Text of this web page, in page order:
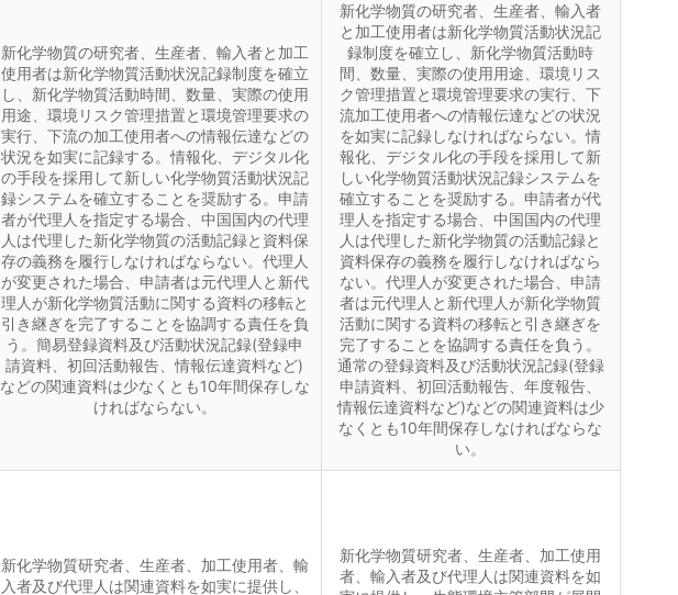
新化学物質の研究者、生産者、輸入者と加工
使用者は新化学物質活動状況記録制度を確立
し、新化学物質活動時間、数量、実際の使用
用途、環境リスク管理措置と環境管理要求の
実行、下流の加工使用者への情報伝達などの
状況を如実に記録する。情報化、デジタル化
の手段を採用して新しい化学物質活動状況記
録システムを確立することを奨励する。申請
者が代理人を指定する場合、中国国内の代理
人は代理した新化学物質の活動記録と資料保
存の義務を履行しなければならない。代理人
が変更された場合、申請者は元代理人と新代
理人が新化学物質活動に関する資料の移転と
引き継ぎを完了することを協調する責任を負
う。簡易登録資料及び活動状況記録(登録申
請資料、初回活動報告、情報伝達資料など)
などの関連資料は少なくとも10年間保存しな
ければならない。
新化学物質の研究者、生産者、輸入者
と加工使用者は新化学物質活動状況記
録制度を確立し、新化学物質活動時
間、数量、実際の使用用途、環境リス
ク管理措置と環境管理要求の実行、下
流加工使用者への情報伝達などの状況
を如実に記録しなければならない。情
報化、デジタル化の手段を採用して新
しい化学物質活動状況記録システムを
確立することを奨励する。申請者が代
理人を指定する場合、中国国内の代理
人は代理した新化学物質の活動記録と
資料保存の義務を履行しなければなら
ない。代理人が変更された場合、申請
者は元代理人と新代理人が新化学物質
活動に関する資料の移転と引き継ぎを
完了することを協調する責任を負う。
通常の登録資料及び活動状況記録(登録
申請資料、初回活動報告、年度報告、
情報伝達資料など)などの関連資料は少
なくとも10年間保存しなければならな
い。
新化学物質研究者、生産者、加工使用者、輸
入者及び代理人は関連資料を如実に提供し、
新化学物質研究者、生産者、加工使用
者、輸入者及び代理人は関連資料を如